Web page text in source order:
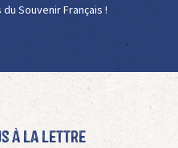
Souvenir Français !
à La Lettre